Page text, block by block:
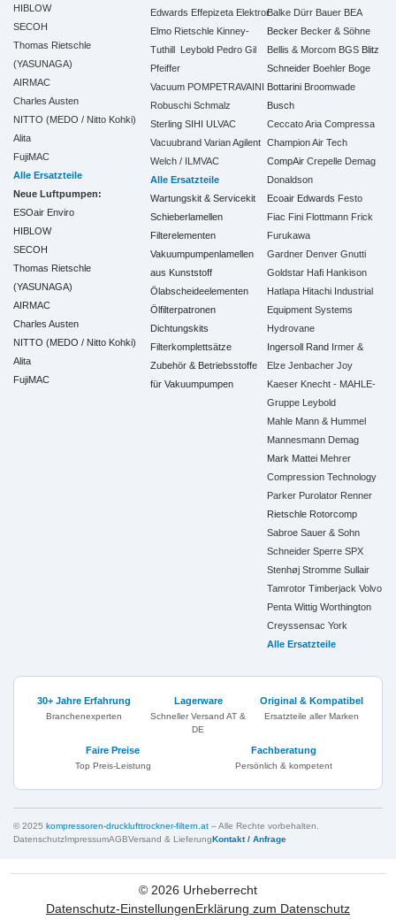
HIBLOW
SECOH
Thomas Rietschle
(YASUNAGA)
AIRMAC
Charles Austen
NITTO (MEDO / Nitto Kohki)
Alita
FujiMAC
Alle Ersatzteile
Neue Luftpumpen:
ESOair Enviro
HIBLOW
SECOH
Thomas Rietschle
(YASUNAGA)
AIRMAC
Charles Austen
NITTO (MEDO / Nitto Kohki)
Alita
FujiMAC
Edwards Effepizeta Elektror
Elmo Rietschle Kinney-
Tuthill Leybold Pedro Gil
Pfeiffer
Vacuum POMPETRAVAINI
Robuschi Schmalz
Sterling SIHI ULVAC
Vacuubrand Varian Agilent
Welch / ILMVAC
Alle Ersatzteile
Wartungskit & Servicekit
Schieberlamellen
Filterelementen
Vakuumpumpenlamellen
aus Kunststoff
Ölabscheideelementen
Ölfilterpatronen
Dichtungskits
Filterkomplettsätze
Zubehör & Betriebsstoffe
für Vakuumpumpen
Balke Dürr Bauer BEA
Becker Becker & Söhne
Bellis & Morcom BGS Blitz
Schneider Boehler Boge
Bottarini Broomwade
Busch
Ceccato Aria Compressa
Champion Air Tech
CompAir Crepelle Demag
Donaldson
Ecoair Edwards Festo
Fiac Fini Flottmann Frick
Furukawa
Gardner Denver Gnutti
Goldstar Hafi Hankison
Hatlapa Hitachi Industrial
Equipment Systems
Hydrovane
Ingersoll Rand Irmer &
Elze Jenbacher Joy
Kaeser Knecht - MAHLE-
Gruppe Leybold
Mahle Mann & Hummel
Mannesmann Demag
Mark Mattei Mehrer
Compression Technology
Parker Purolator Renner
Rietschle Rotorcomp
Sabroe Sauer & Sohn
Schneider Sperre SPX
Stenhøj Stromme Sullair
Tamrotor Timberjack Volvo
Penta Wittig Worthington
Creyssensac York
Alle Ersatzteile
30+ Jahre Erfahrung
Branchenexperten
Lagerware
Schneller Versand AT &
DE
Original & Kompatibel
Ersatzteile aller Marken
Faire Preise
Top Preis-Leistung
Fachberatung
Persönlich & kompetent
© 2025 kompressoren-drucklufttrockner-filtern.at – Alle Rechte vorbehalten.
DatenschutzImpressumAGBVersand & LieferungKontakt / Anfrage
© 2026 Urheberrecht
Datenschutz-EinstellungenErklärung zum Datenschutz